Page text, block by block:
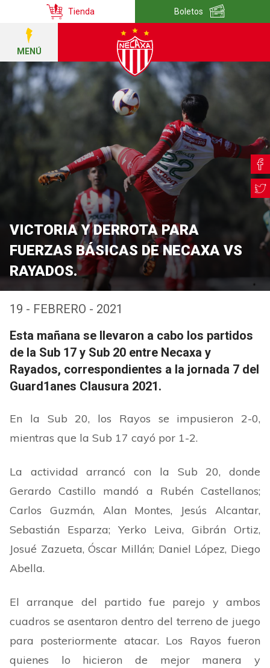
Tienda Boletos
MENÚ
VICTORIA Y DERROTA PARA
FUERZAS BÁSICAS DE NECAXA VS
RAYADOS.
19 - FEBRERO - 2021
Esta mañana se llevaron a cabo los partidos
de la Sub 17 y Sub 20 entre Necaxa y
Rayados, correspondientes a la jornada 7 del
Guard1anes Clausura 2021.
En la Sub 20, los Rayos se impusieron 2-0,
mientras que la Sub 17 cayó por 1-2.
La actividad arrancó con la Sub 20, donde
Gerardo Castillo mandó a Rubén Castellanos;
Carlos Guzmán, Alan Montes, Jesús Alcantar,
Sebastián Esparza; Yerko Leiva, Gibrán Ortiz,
Josué Zazueta, Óscar Millán; Daniel López, Diego
Abella.
El arranque del partido fue parejo y ambos
cuadros se asentaron dentro del terreno de juego
para posteriormente atacar. Los Rayos fueron
quienes lo hicieron de mejor manera y